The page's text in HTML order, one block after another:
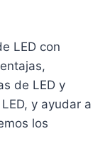
LED con
de LED y
y ayudar a
los